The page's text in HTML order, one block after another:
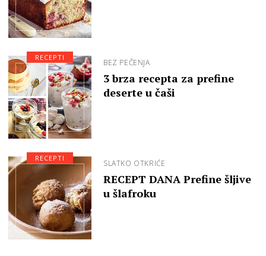
BEZ PEČENJA
3 brza recepta za prefine
deserte u čaši
RECEPTI
SLATKO OTKRIĆE
RECEPT DANA Prefine šljive
u šlafroku
RECEPTI